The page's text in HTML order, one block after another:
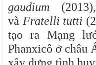
gaudium
và Fratelli tutti
tạo ra Mạng
Phanxicô ở châu